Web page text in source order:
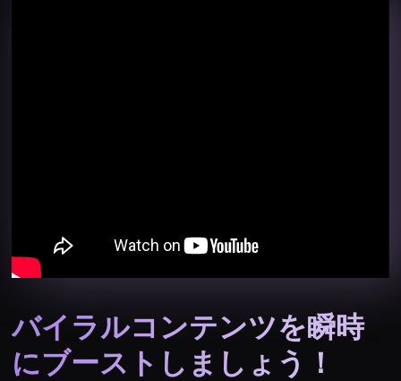
バイラルコンテンツを瞬時
にブーストしましょう！